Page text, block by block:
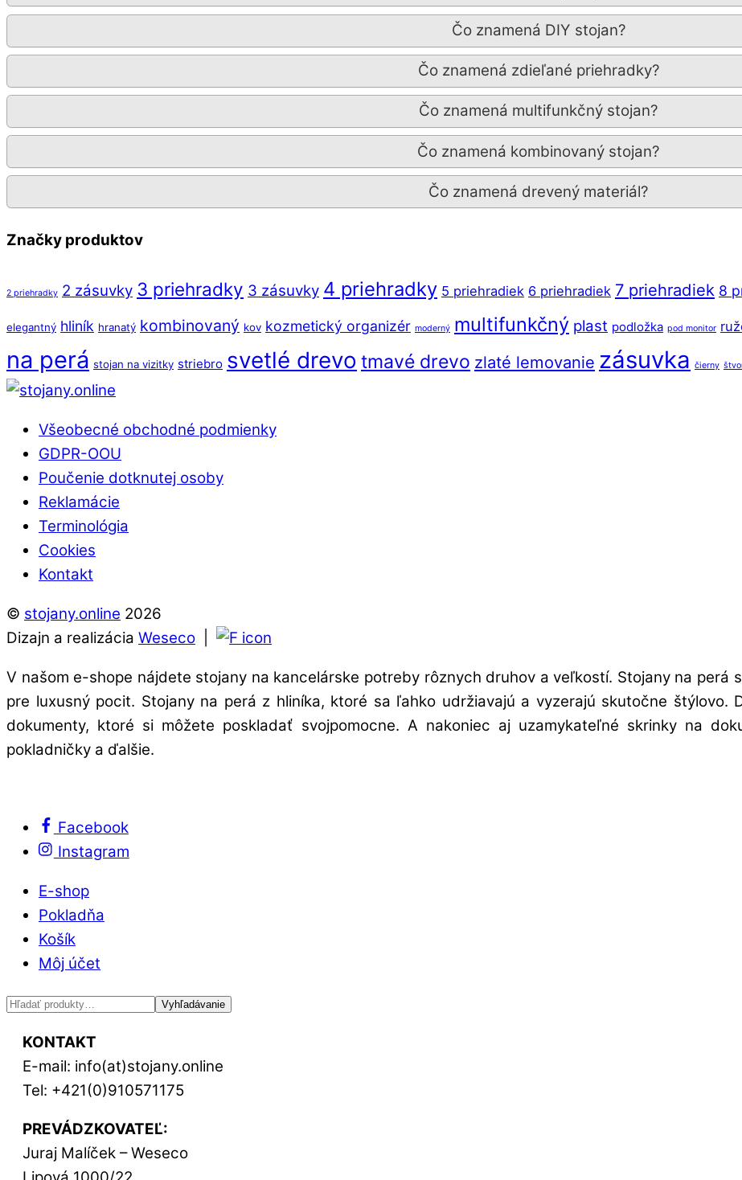
Čo znamená DIY stojan?
Čo znamená zdieľané priehradky?
Čo znamená multifunkčný stojan?
Čo znamená kombinovaný stojan?
Čo znamená drevený materiál?
Značky produktov
2 priehradky 2 zásuvky 3 priehradky 3 zásuvky 4 priehradky 5 priehradiek 6 priehradiek 7 priehradiek 8
elegantný hliník hranatý kombinovaný kov kozmetický organizér moderný multifunkčný plast podložka pod monitor
na perá stojan na vizitky striebro svetlé drevo tmavé drevo zlaté lemovanie zásuvka čierny
Back
Top Všeobecné obchodné podmienky
GDPR-OOU
Poučenie dotknutej osoby
Reklamácie
Terminológia
Cookies
Kontakt
© stojany.online 2026
Dizajn a realizácia Weseco
V našom e-shope nájdete stojany na kancelárske potreby rôznych druhov a veľkostí. Stojany na perá
pre luxusný pocit. Stojany na perá z hliníka, ktoré sa ľahko udržiavajú a vyzerajú skutočne štýlovo.
dokumenty, ktoré si môžete poskladať svojpomocne. A nakoniec aj uzamykateľné skrinky na
pokladničky a ďalšie.
Facebook
Instagram
E-shop
Pokladňa
Košík
Môj účet
Hľadať: Vyhľadávanie
KONTAKT
E-mail: info(at)stojany.online
Tel: +421(0)910571175
PREVÁDZKOVATEĽ:
Juraj Malíček – Weseco